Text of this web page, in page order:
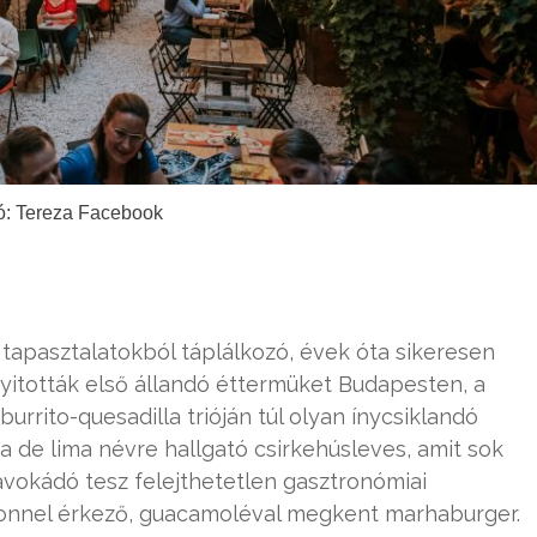
Tereza Facebook
táplálkozó, évek óta sikeresen
első állandó éttermüket Budapesten, a
quesadilla trióján túl olyan ínycsiklandó
de lima névre hallgató csirkehúsleves, amit sok
tesz felejthetetlen gasztronómiai
érkező, guacamoléval megkent marhaburger.